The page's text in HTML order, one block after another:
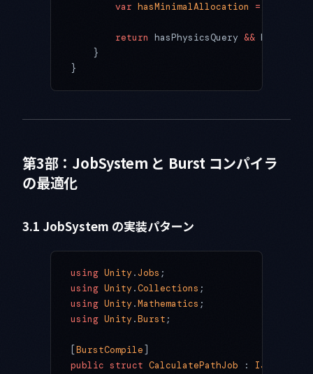
        var
hasMinimalAllocation =
        return
hasPhysicsQuery &&
    }
}
第3部：JobSystem と Burst コンパイラ
の最適化
3.1 JobSystem の実装パターン
using Unity . Jobs ;
using Unity .Collections ;
using Unity .Mathematics ;
using Unity .Burst ;
[BurstCompile ]
public struct CalculatePathJob : IJob